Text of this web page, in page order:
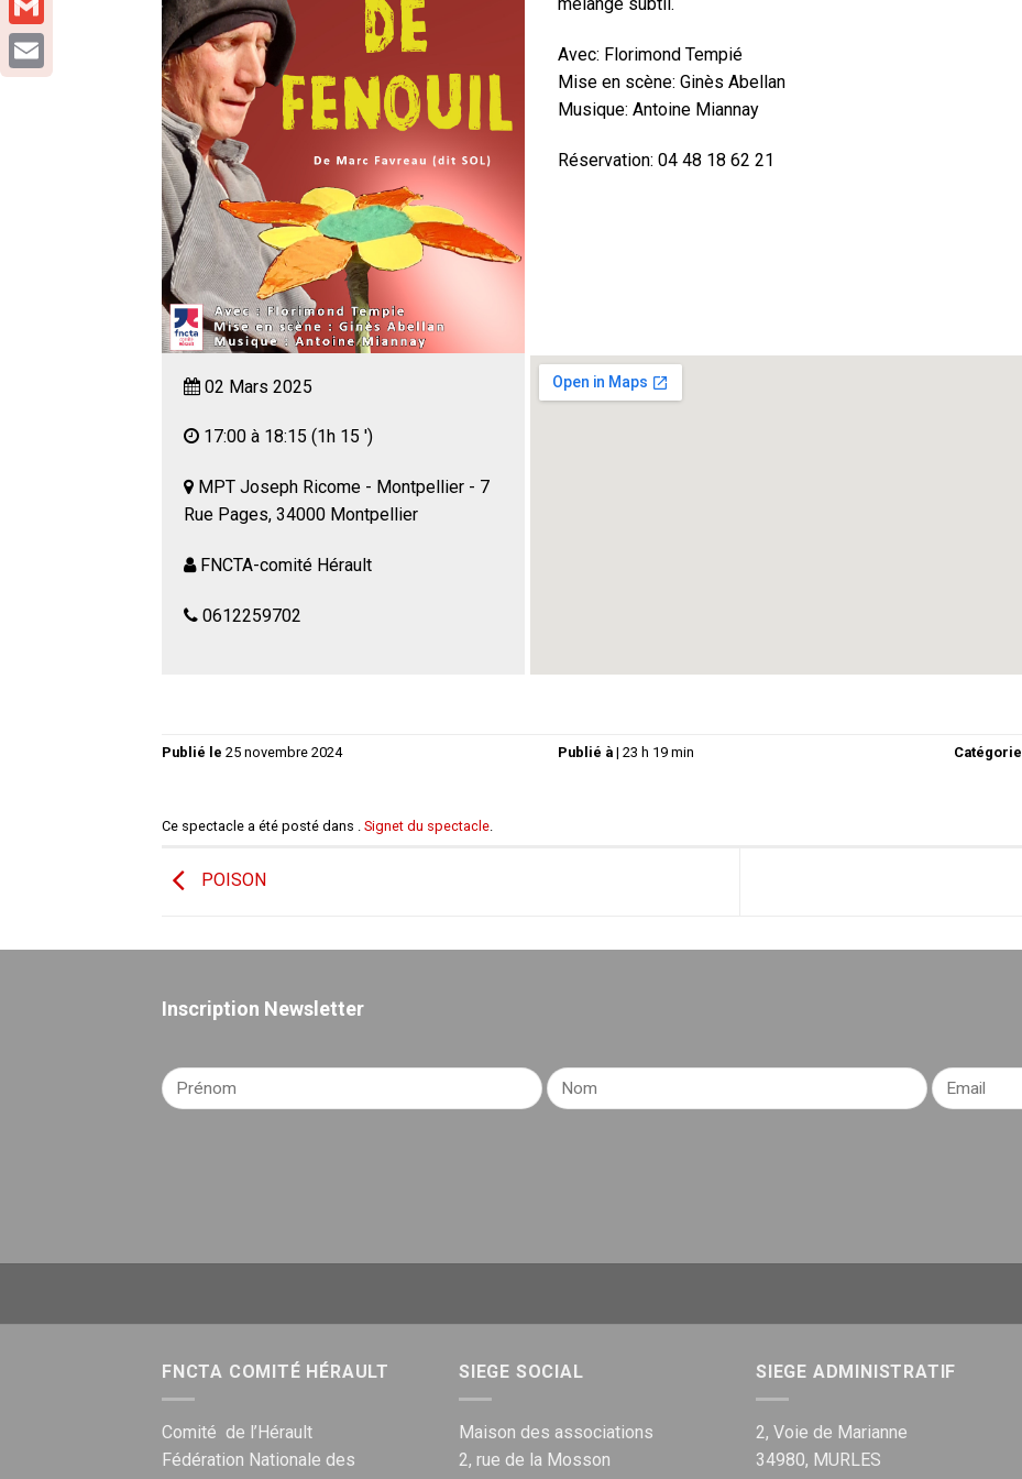
02 Mars 2025
17:00 à 18:15 (1h 15 ')
MPT Joseph Ricome - Montpellier - 7
Rue Pages, 34000 Montpellier
FNCTA-comité Hérault
0612259702
mélange subtil.
Avec: Florimond Tempié
Mise en scène: Ginès Abellan
Musique: Antoine Miannay
Réservation: 04 48 18 62 21
Publié le 25 novembre 2024 Publié à | 23 h 19 min Catégorie
Ce spectacle a été posté dans . Signet du spectacle
POISON
Inscription Newsletter
FNCTA COMITÉ HÉRAULT
Comité de l’Hérault
Fédération Nationale des
SIEGE SOCIAL
Maison des associations
2, rue de la Mosson
SIEGE ADMINISTRATIF
2, Voie de Marianne
34980, MURLES
Gmail